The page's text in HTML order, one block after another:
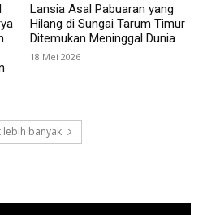
Lansia Asal Pabuaran yang
Hilang di Sungai Tarum Timur
Ditemukan Meninggal Dunia
18 Mei 2026
lebih banyak